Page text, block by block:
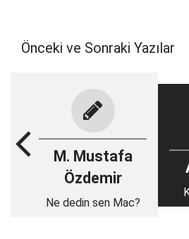
Önceki ve Sonraki Yazılar
M. Mustafa
Özdemir
Ne dedin sen Mac?